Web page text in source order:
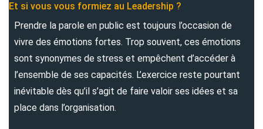
Et si vous vous formiez au Leadership ?
Prendre la parole en public est toujours l’occasion de
vivre des émotions fortes. Trop souvent, ces émotions
sont synonymes de stress et empêchent d’accéder à
l’ensemble de ses capacités. L’exercice reste pourtant
inévitable dès qu’il s’agit de faire valoir ses idées et sa
place dans l’organisation.